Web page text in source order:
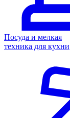
Посуда и мелкая
техника для кухни